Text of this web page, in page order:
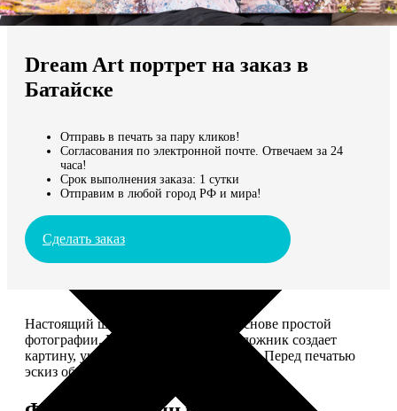
Мы доставляем по всему миру
Продолжить без города
Dream Art портрет на заказ в
Батайске
Отправь в печать за пару кликов!
Согласования по электронной почте. Отвечаем за 24
часа!
Срок выполнения заказа: 1 сутки
Отправим в любой город РФ и мира!
Сделать заказ
Настоящий шедевр, сделанный на основе простой
фотографии. Профессиональный художник создает
картину, учитывая ваши комментарии. Перед печатью
эскиз обязательно согласуем с вами.